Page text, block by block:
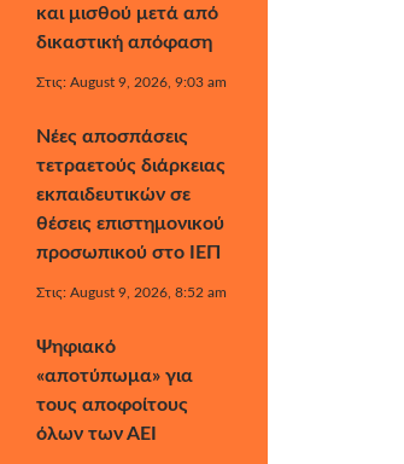
και μισθού μετά από
δικαστική απόφαση
Στις: August 9, 2026, 9:03 am
Νέες αποσπάσεις
τετραετούς διάρκειας
εκπαιδευτικών σε
θέσεις επιστημονικού
προσωπικού στο ΙΕΠ
Στις: August 9, 2026, 8:52 am
Ψηφιακό
«αποτύπωμα» για
τους αποφοίτους
όλων των ΑΕΙ